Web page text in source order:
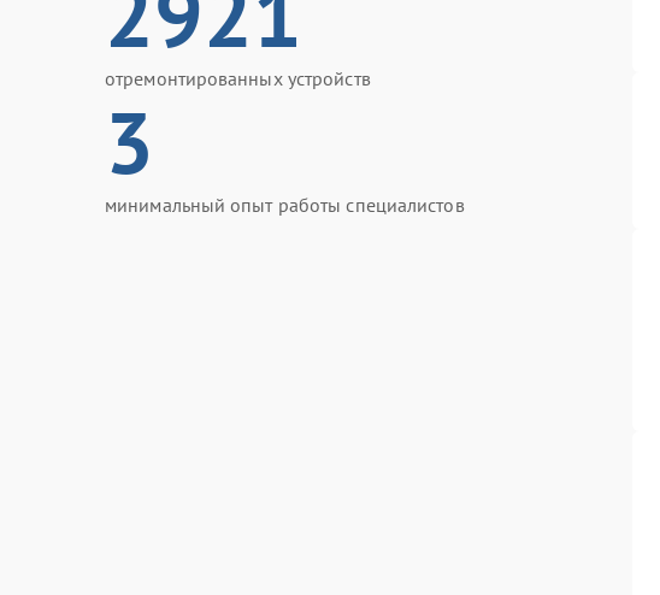
отремонтированных устройств
3
минимальный опыт работы специалистов